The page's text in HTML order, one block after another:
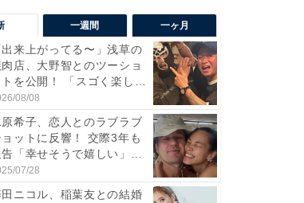
一週間 一ヶ月
出来上がってる〜」浅草の
店、大野智とのツーショ
トを公開！ 「スゴく楽し
...08/08
原希子、恋人とのラブラブ
ョットに反響！ 交際3年も
「幸せそうで嬉しい」
...07/28
田ニコル、稲葉友との結婚